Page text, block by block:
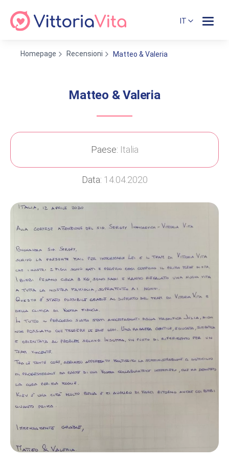
IT
Homepage Recensioni Matteo & Valeria
Matteo & Valeria
Paese: Italia
Data: 14.04.2020